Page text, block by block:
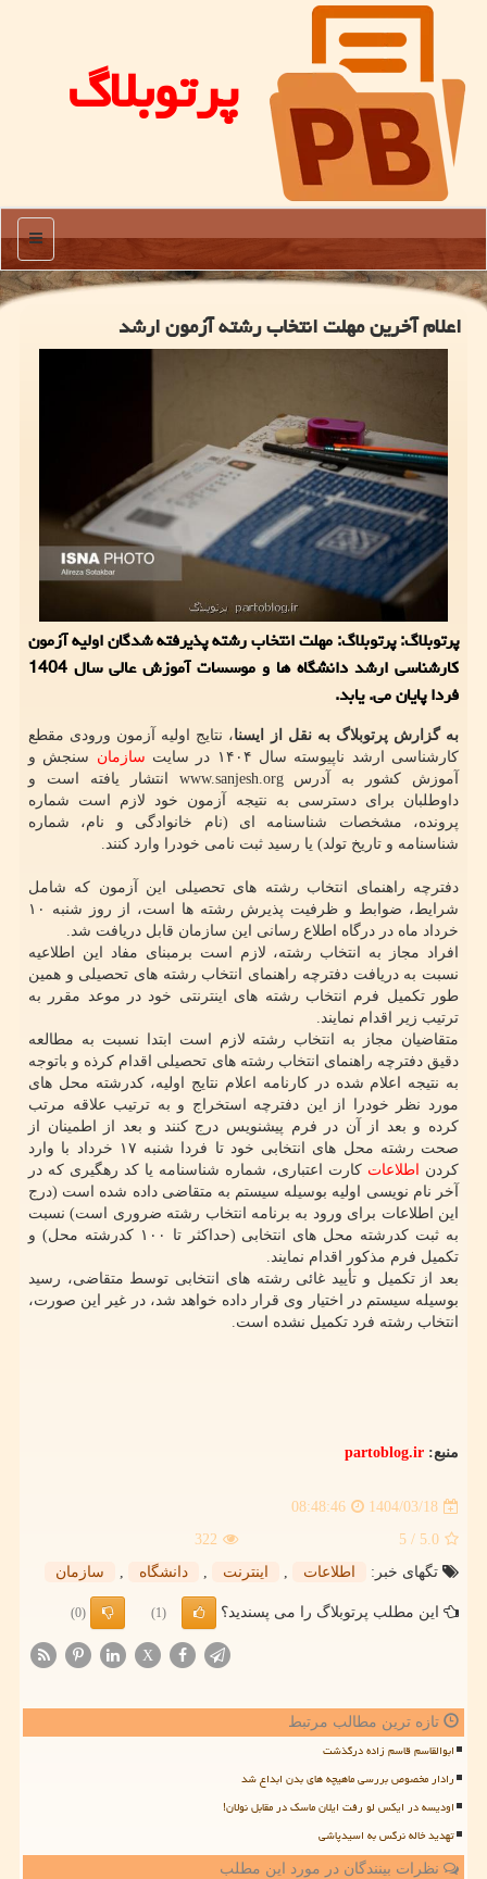
پرتوبلاگ
منو
اعلام آخرین مهلت انتخاب رشته آزمون ارشد
پرتوبلاگ: پرتوبلاگ: مهلت انتخاب رشته پذیرفته شدگان اولیه آزمون
کارشناسی ارشد دانشگاه ها و موسسات آموزش عالی سال 1404
فردا پایان می. یابد.
به گزارش پرتوبلاگ به نقل از ایسنا، نتایج اولیه آزمون ورودی مقطع
کارشناسی ارشد ناپیوسته سال ۱۴۰۴ در سایت
سازمان سنجش و
آموزش کشور به آدرس www.sanjesh.org انتشار یافته است و
داوطلبان برای دسترسی به نتیجه آزمون خود لازم است شماره
پرونده، مشخصات شناسنامه ای (نام خانوادگی و نام، شماره
شناسنامه و تاریخ تولد) یا رسید ثبت نامی خودرا وارد کنند.
دفترچه راهنمای انتخاب رشته های تحصیلی این آزمون که شامل
شرایط، ضوابط و ظرفیت پذیرش رشته ها است، از روز شنبه ۱۰
خرداد ماه در درگاه اطلاع رسانی این سازمان قابل دریافت شد.
افراد مجاز به انتخاب رشته، لازم است برمبنای مفاد این اطلاعیه
نسبت به دریافت دفترچه راهنمای انتخاب رشته های تحصیلی و همین
طور تکمیل فرم انتخاب رشته های اینترنتی خود در موعد مقرر به
ترتیب زیر اقدام نمایند.
متقاضیان مجاز به انتخاب رشته لازم است ابتدا نسبت به مطالعه
دقیق دفترچه راهنمای انتخاب رشته های تحصیلی اقدام کرذه و باتوجه
به نتیجه اعلام شده در کارنامه اعلام نتایج اولیه، کدرشته محل های
مورد نظر خودرا از این دفترچه استخراج و به ترتیب علاقه مرتب
کرده و بعد از آن در فرم پیشنویس درج کنند و بعد از اطمینان از
صحت رشته محل های انتخابی خود تا فردا شنبه ۱۷ خرداد با وارد
کردن اطلاعات کارت اعتباری، شماره شناسنامه یا کد رهگیری که در
آخر نام نویسی اولیه بوسیله سیستم به متقاضی داده شده است (درج
این اطلاعات برای ورود به برنامه انتخاب رشته ضروری است) نسبت
به ثبت کدرشته محل های انتخابی (حداکثر تا ۱۰۰ کدرشته محل) و
تکمیل فرم مذکور اقدام نمایند.
بعد از تکمیل و تأیید غائی رشته های انتخابی توسط متقاضی، رسید
بوسیله سیستم در اختیار وی قرار داده خواهد شد، در غیر این صورت،
انتخاب رشته فرد تکمیل نشده است.
منبع: partoblog.ir
1404/03/18
08:48:46
5.0
/ 5
322
تگهای خبر:
اطلاعات , اینترنت , دانشگاه , سازمان
این مطلب پرتوبلاگ را می پسندید؟ (1)
(0)
X
تازه ترین مطالب مرتبط
ابوالقاسم قاسم زاده درگذشت
رادار مخصوص بررسی ماهیچه های بدن ابداع شد
اودیسه در ایکس لو رفت ایلان ماسک در مقابل نولان!
تهدید خاله نرگس به اسیدپاشی
نظرات بینندگان در مورد این مطلب